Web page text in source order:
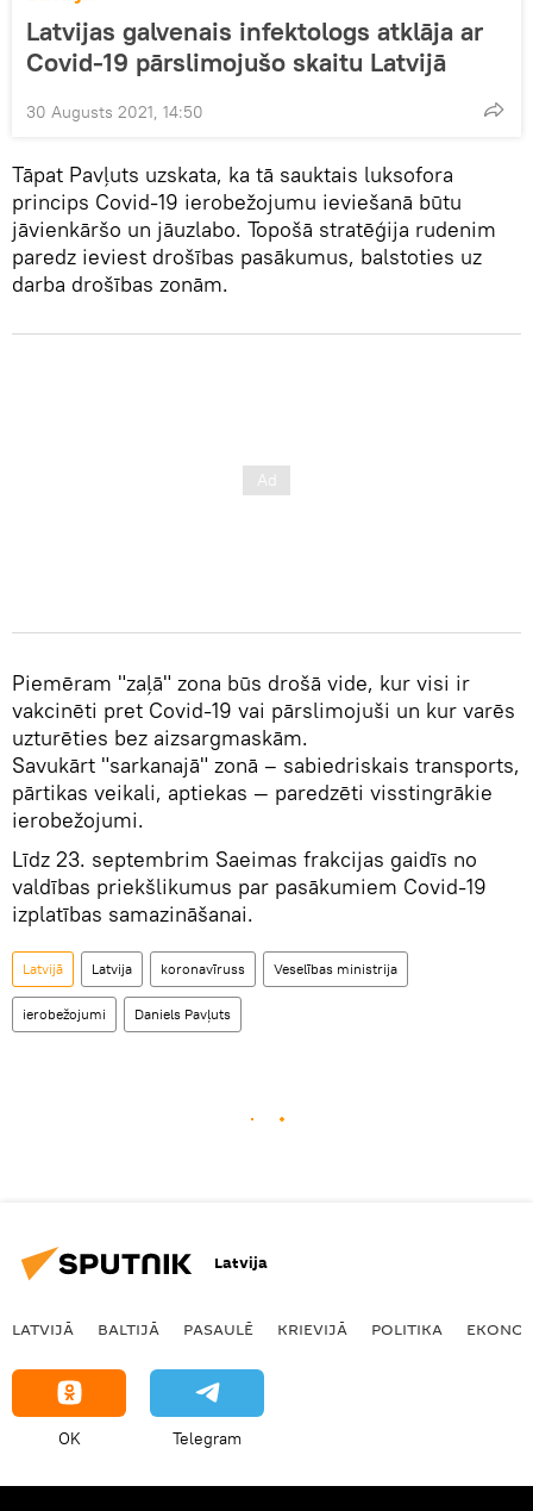
Latvijas galvenais infektologs atklāja ar
Covid-19 pārslimojušo skaitu Latvijā
30 Augusts 2021, 14:50
Tāpat Pavļuts uzskata, ka tā sauktais luksofora
princips Covid-19 ierobežojumu ieviešanā būtu
jāvienkāršo un jāuzlabo. Topošā stratēģija rudenim
paredz ieviest drošības pasākumus, balstoties uz
darba drošības zonām.
Piemēram "zaļā" zona būs drošā vide, kur visi ir
vakcinēti pret Covid-19 vai pārslimojuši un kur varēs
uzturēties bez aizsargmaskām.
Savukārt "sarkanajā" zonā – sabiedriskais transports,
pārtikas veikali, aptiekas — paredzēti visstingrākie
ierobežojumi.
Līdz 23. septembrim Saeimas frakcijas gaidīs no
valdības priekšlikumus par pasākumiem Covid-19
izplatības samazināšanai.
Latvijā Latvija koronavīruss Veselības ministrija
ierobežojumi Daniels Pavļuts
Latvija
LATVIJĀ BALTIJĀ PASAULĒ KRIEVIJĀ POLITIKA
OK Telegram